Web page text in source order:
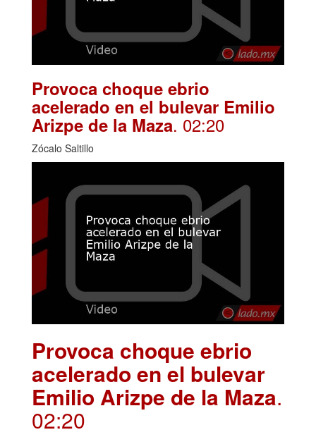
Provoca choque ebrio
acelerado en el bulevar Emilio
Arizpe de la Maza. 02:20
Zócalo Saltillo
Provoca choque ebrio
acelerado en el bulevar
Emilio Arizpe de la Maza.
02:20